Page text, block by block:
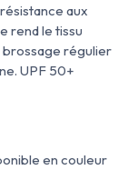
aux
rend le tissu
brossage régulier
UPF 50+
en couleur